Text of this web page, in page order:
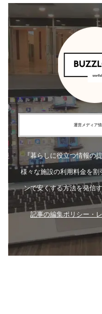
運営メディア
『暮らしに役立つ情報の
様々な施設の利用料金を
ンで安くする方法を発信
記事の編集ポリシー・